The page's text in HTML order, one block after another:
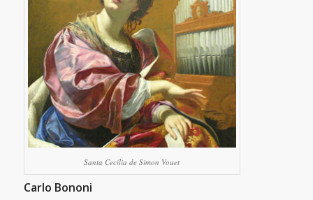
Santa Cecília de Simon Vouet
Carlo Bononi